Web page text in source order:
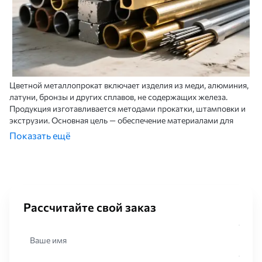
Цветной металлопрокат включает изделия из меди, алюминия,
латуни, бронзы и других сплавов, не содержащих железа.
Продукция изготавливается методами прокатки, штамповки и
экструзии. Основная цель — обеспечение материалами для
производства компонентов, требующих электропроводности,
коррозионной устойчивости и легкости.
Круглые, квадратные и шестигранные прутки производятся из
алюминия, меди и латуни. Используются для изготовления
влажности. Диаметр варьируется от 3 до 150 мм.
Показать ещё
Рассчитайте свой заказ
Ваше имя